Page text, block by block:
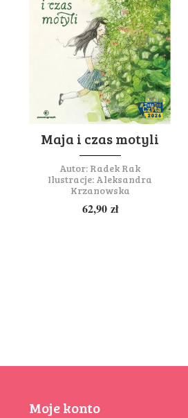
Maja i czas motyli
Autor: Radek Rak
Ilustracje: Aleksandra
Krzanowska
62,90 zł
Moje konto